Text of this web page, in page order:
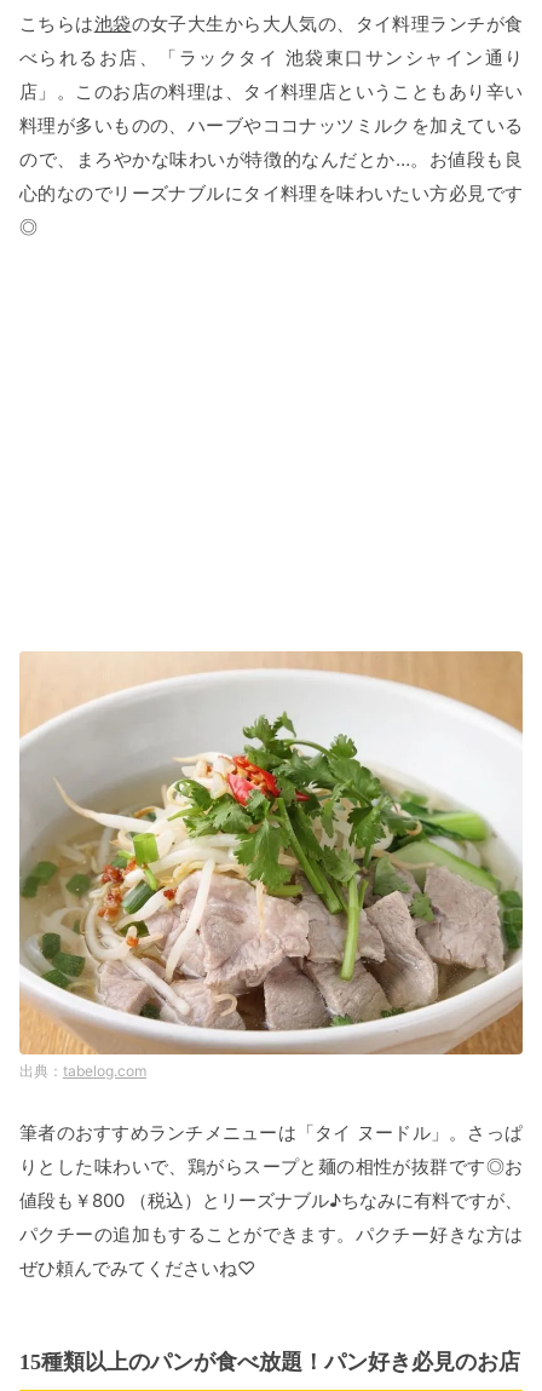
こちらは池袋の女子大生から大人気の、タイ料理ランチが食
べられるお店、「ラックタイ 池袋東口サンシャイン通り
店」。このお店の料理は、タイ料理店ということもあり辛い
料理が多いものの、ハーブやココナッツミルクを加えている
ので、まろやかな味わいが特徴的なんだとか…。お値段も良
心的なのでリーズナブルにタイ料理を味わいたい方必見です
◎
tabelog.com
筆者のおすすめランチメニューは「タイ ヌードル」。さっぱ
りとした味わいで、鶏がらスープと麺の相性が抜群です◎お
値段も￥800 （税込）とリーズナブル♪ちなみに有料ですが、
パクチーの追加もすることができます。パクチー好きな方は
ぜひ頼んでみてくださいね♡
15種類以上のパンが食べ放題！パン好き必見のお店